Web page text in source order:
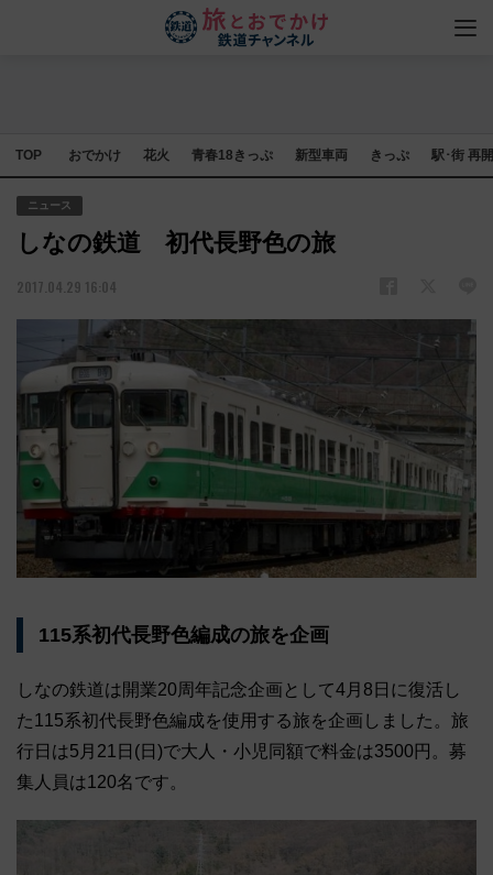
TOP おでかけ 花火 青春18きっぷ 新型車両 きっぷ 駅･街 再
ニュース
しなの鉄道 初代長野色の旅
2017.04.29 16:04
115系初代長野色編成の旅を企画
しなの鉄道は開業20周年記念企画として4月8日に復活し
た115系初代長野色編成を使用する旅を企画しました。旅
行日は5月21日(日)で大人・小児同額で料金は3500円。募
集人員は120名です。